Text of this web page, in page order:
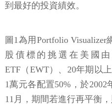
到最好的投資績效。
圖1為用Portfolio
股債標的挑選在美國由
ETF（EWT）、20年期以
1萬元各配置50%，於2002
11月，期間若進行再平衡